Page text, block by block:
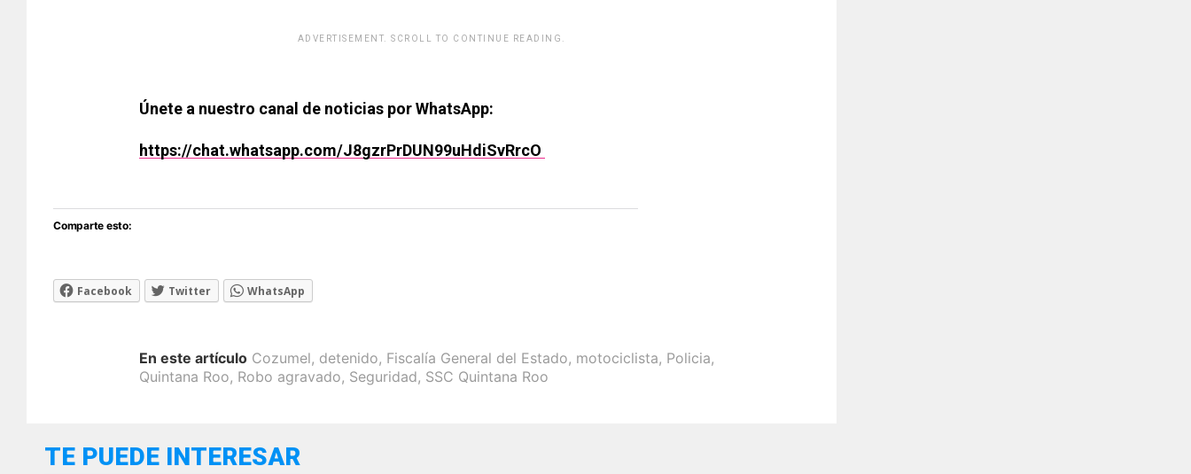
ADVERTISEMENT. SCROLL TO CONTINUE READING.
Únete a nuestro canal de noticias por WhatsApp:
https://chat.whatsapp.com/J8gzrPrDUN99uHdiSvRrcO
Comparte esto:
Facebook Twitter WhatsApp
En este artículo Cozumel, detenido, Fiscalía General del Estado, motociclista, Policia,
Quintana Roo, Robo agravado, Seguridad, SSC Quintana Roo
TE PUEDE INTERESAR